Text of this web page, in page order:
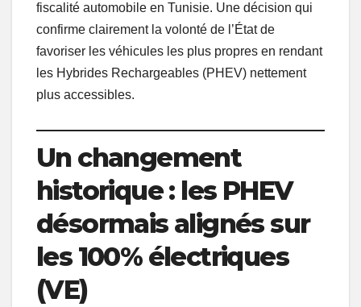
fiscalité automobile en Tunisie. Une décision qui
confirme clairement la volonté de l’État de
favoriser les véhicules les plus propres en rendant
les Hybrides Rechargeables (PHEV) nettement
plus accessibles.
Un changement
historique : les PHEV
désormais alignés sur
les 100% électriques
(VE)